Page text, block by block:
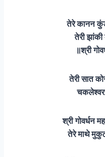
तेरे कानन
तेरी झांकी
॥श्री
तेरी सात
चकलेश्वर
श्री गोवर्धन
तेरे माथे